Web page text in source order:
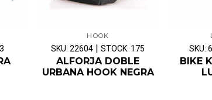
HOOK
SKU: 22604 | STOCK: 175
ALFORJA DOBLE
URBANA HOOK NEGRA
SKU:
BIKE